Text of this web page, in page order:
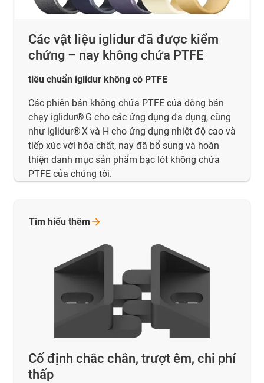
Các vật liệu iglidur đã được kiểm
chứng – nay không chứa PTFE
tiêu chuẩn iglidur không có PTFE
Các phiên bản không chứa PTFE của dòng bán
chạy iglidur® G cho các ứng dụng đa dụng, cũng
như iglidur® X và H cho ứng dụng nhiệt độ cao và
tiếp xúc với hóa chất, nay đã bổ sung và hoàn
thiện danh mục sản phẩm bạc lót không chứa
PTFE của chúng tôi.
Cố định chắc chắn, trượt êm, chi phí
thấp
Tìm hiểu thêm